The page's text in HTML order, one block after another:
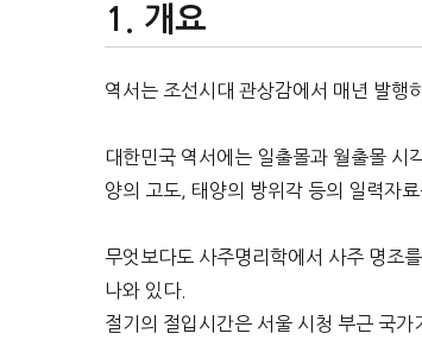
개요
역서는 조선시대 관상감에서 매년 발행
대한민국 역서에는 일출몰과 월출몰 시
양의 고도, 태양의 방위각 등의 일력자
무엇보다도 사주명리학에서 사주 명조
나와 있다.
절기의 절입시간은 서울 시청 부근 국